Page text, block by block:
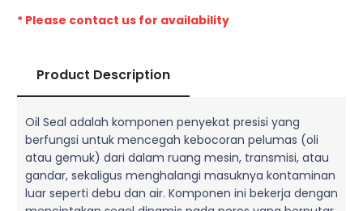
* Please contact us for availability
Product Description
Oil Seal adalah komponen penyekat presisi yang
berfungsi untuk mencegah kebocoran pelumas (oli
atau gemuk) dari dalam ruang mesin, transmisi, atau
gandar, sekaligus menghalangi masuknya kontaminan
luar seperti debu dan air. Komponen ini bekerja dengan